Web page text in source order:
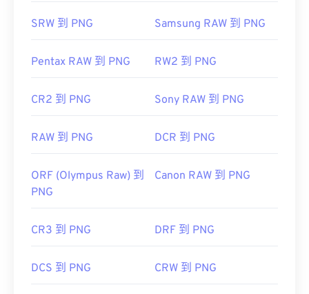
SRW 到 PNG Samsung RAW 到 PNG
Pentax RAW 到 PNG RW2 到 PNG
CR2 到 PNG Sony RAW 到 PNG
RAW 到 PNG DCR 到 PNG
ORF (Olympus Raw) 到
PNG
Canon RAW 到 PNG
CR3 到 PNG DRF 到 PNG
DCS 到 PNG CRW 到 PNG